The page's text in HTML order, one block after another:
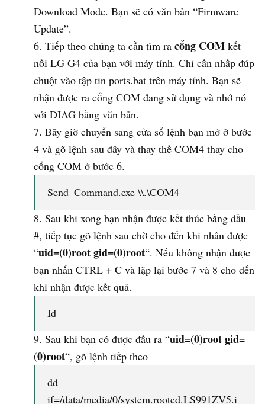
Download Mode. Bạn sẽ có văn bản “Firmware
Update”.
Tiếp theo chúng ta cần tìm ra cổng COM kết
nối LG G4 của bạn với máy tính. Chỉ cần nhấp đúp
chuột vào tập tin ports.bat trên máy tính. Bạn sẽ
nhận được ra cổng COM đang sử dụng và nhớ nó
với DIAG bằng văn bản.
Bây giờ chuyển sang cửa sổ lệnh bạn mở ở bước
4 và gõ lệnh sau đây và thay thế COM4 thay cho
cổng COM ở bước 6.
Send_Command.exe \\.\COM4
Sau khi xong bạn nhận được kết thúc bằng dấu
#, tiếp tục gõ lệnh sau chờ cho đến khi nhân được
“uid=(0)root gid=(0)root“. Nếu không nhận được
bạn nhấn CTRL + C và lặp lại bước 7 và 8 cho đến
khi nhận được kết quả.
Id
Sau khi bạn có được đầu ra “uid=(0)root gid=
(0)root“, gõ lệnh tiếp theo
dd
if=/data/media/0/system.rooted.LS991ZV5.i